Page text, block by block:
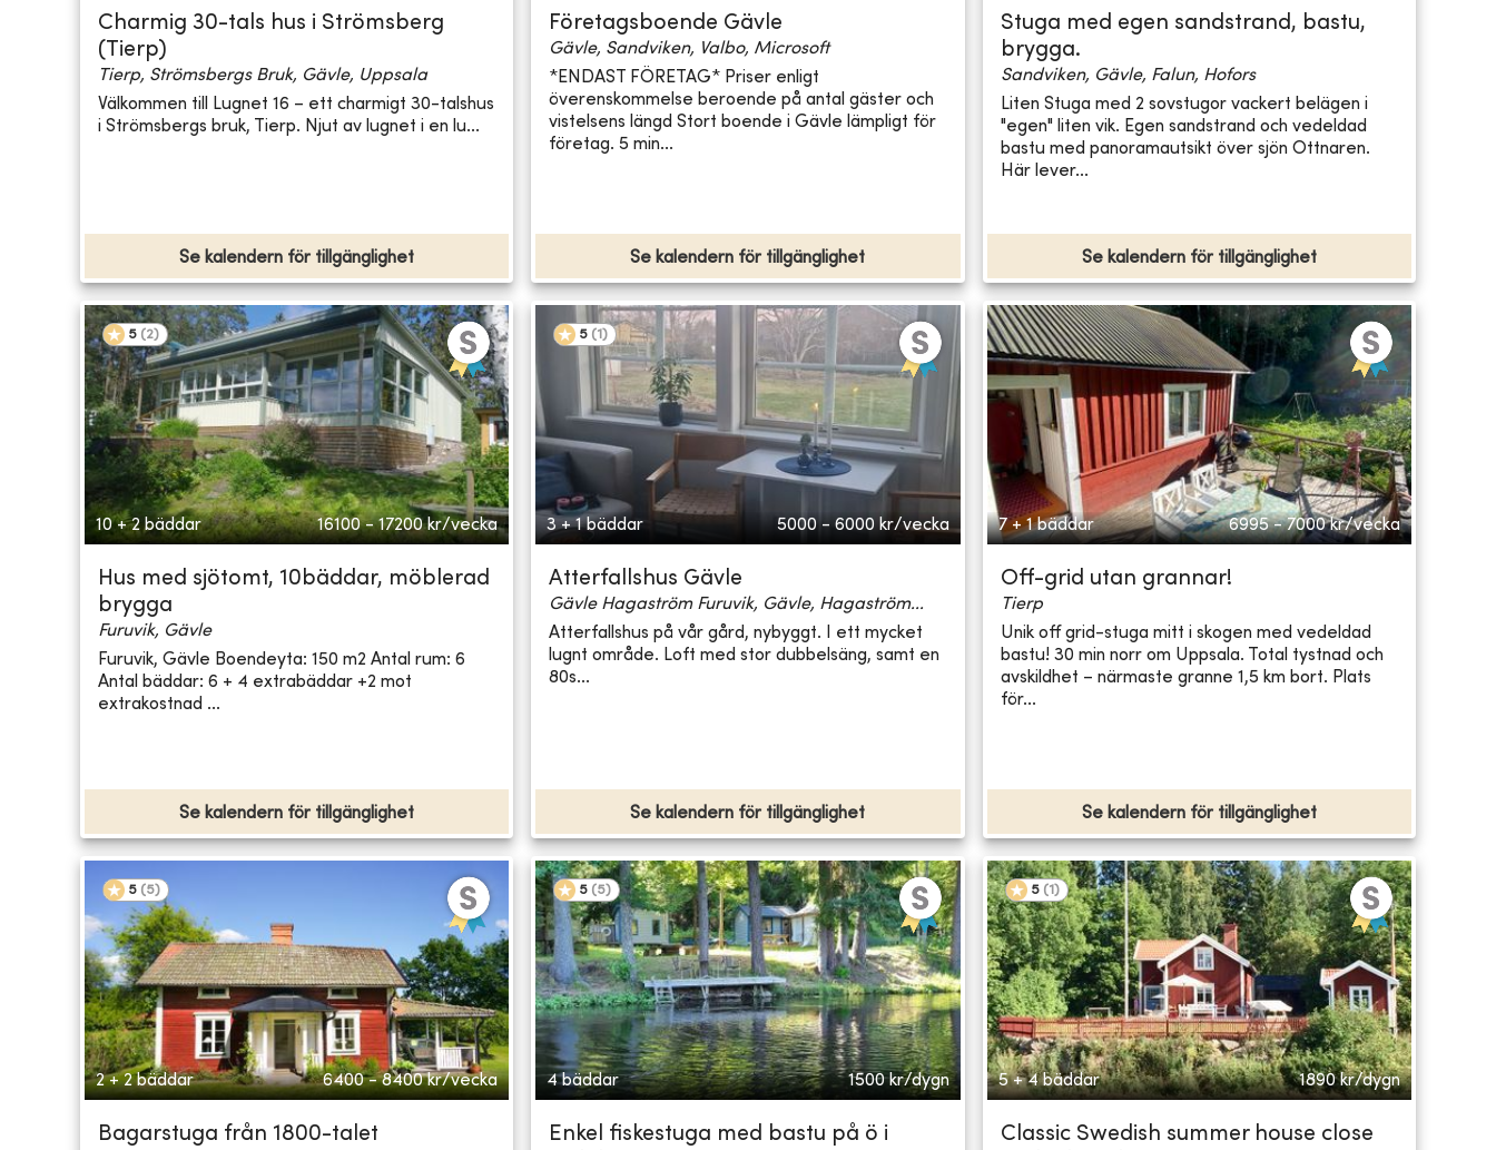
Charmig 30-tals hus i Strömsberg
(Tierp)
Tierp, Strömsbergs Bruk, Gävle, Uppsala
Välkommen till Lugnet 16 – ett charmigt 30-talshus
i Strömsbergs bruk, Tierp. Njut av lugnet i en lu...
Se kalendern för tillgänglighet
Företagsboende Gävle
Gävle, Sandviken, Valbo, Microsoft
*ENDAST FÖRETAG* Priser enligt
överenskommelse beroende på antal gäster och
vistelsens längd Stort boende i Gävle lämpligt för
företag. 5 min...
Se kalendern för tillgänglighet
Stuga med egen sandstrand, bastu,
brygga.
Sandviken, Gävle, Falun, Hofors
Liten Stuga med 2 sovstugor vackert belägen i
"egen" liten vik. Egen sandstrand och vedeldad
bastu med panoramautsikt över sjön Ottnaren.
Här lever...
Se kalendern för tillgänglighet
5 (2)
10 + 2 bäddar 16100 - 17200 kr/vecka
Hus med sjötomt, 10bäddar, möblerad
brygga
Furuvik, Gävle
Furuvik, Gävle Boendeyta: 150 m2 Antal rum: 6
Antal bäddar: 6 + 4 extrabäddar +2 mot
extrakostnad ...
Se kalendern för tillgänglighet
5 (1 )
3 + 1 bäddar 5000 - 6000 kr/vecka
Atterfallshus Gävle
Gävle Hagaström Furuvik, Gävle, Hagaström...
Atterfallshus på vår gård, nybyggt. I ett mycket
lugnt område. Loft med stor dubbelsäng, samt en
80s...
Se kalendern för tillgänglighet
7 + 1 bäddar 6995 - 7000 kr/vecka
Off-grid utan grannar!
Tierp
Unik off grid-stuga mitt i skogen med vedeldad
bastu! 30 min norr om Uppsala. Total tystnad och
avskildhet – närmaste granne 1,5 km bort. Plats
för...
Se kalendern för tillgänglighet
5 (5)
2 + 2 bäddar 6400 - 8400 kr/vecka
Bagarstuga från 1800-talet
5 (5)
4 bäddar 1500 kr/dygn
Enkel fiskestuga med bastu på ö i
5 (1 )
5 + 4 bäddar 1890 kr/dygn
Classic Swedish summer house close